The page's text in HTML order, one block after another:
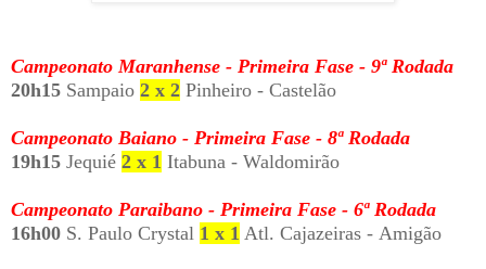
Campeonato Maranhense - Primeira Fase - 9ª Rodada
20h15 Sampaio 2 x 2 Pinheiro - Castelão
Campeonato Baiano - Primeira Fase - 8ª Rodada
19h15 Jequié 2 x 1 Itabuna - Waldomirão
Campeonato Paraibano - Primeira Fase - 6ª Rodada
16h00 S. Paulo Crystal 1 x 1 Atl. Cajazeiras - Amigão